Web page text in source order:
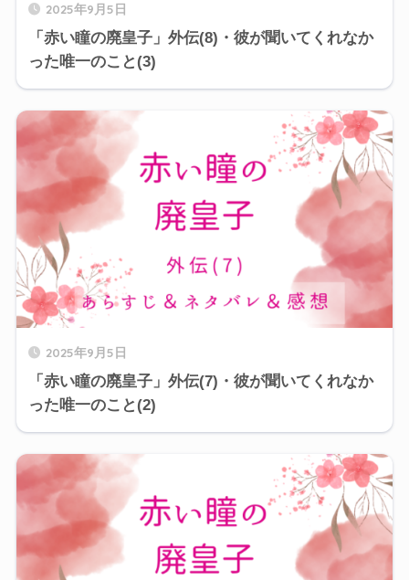
2025年9月5日
「赤い瞳の廃皇子」外伝(8)・彼が聞いてくれなか
った唯一のこと(3)
2025年9月5日
「赤い瞳の廃皇子」外伝(7)・彼が聞いてくれなか
った唯一のこと(2)